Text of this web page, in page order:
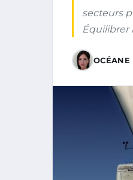
secteurs
Équilibrer
OCÉANE